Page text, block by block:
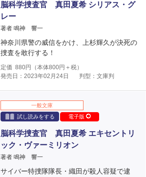
脳科学捜査官 真田夏希 シリアス・グ
レー
著者 鳴神 響一
神奈川県警の威信をかけ、上杉輝久が決死の
捜査を敢行する！
定価 880円（本体800円＋税）
発売日：2023年02月24日
判型：文庫判
一般文庫
試し読みをする
電子版
脳科学捜査官 真田夏希 エキセントリ
ック・ヴァーミリオン
著者 鳴神 響一
サイバー特捜隊隊長・織田が殺人容疑で逮